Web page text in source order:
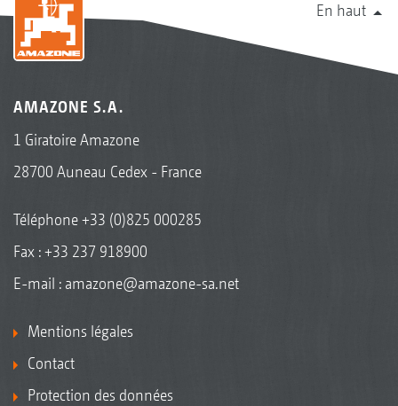
En haut
AMAZONE S.A.
1 Giratoire Amazone
28700 Auneau Cedex - France
Téléphone+33 (0)825 000285
Fax : +33 237 918900
E-mail : amazone@amazone-sa.net
Mentions légales
Contact
Protection des données